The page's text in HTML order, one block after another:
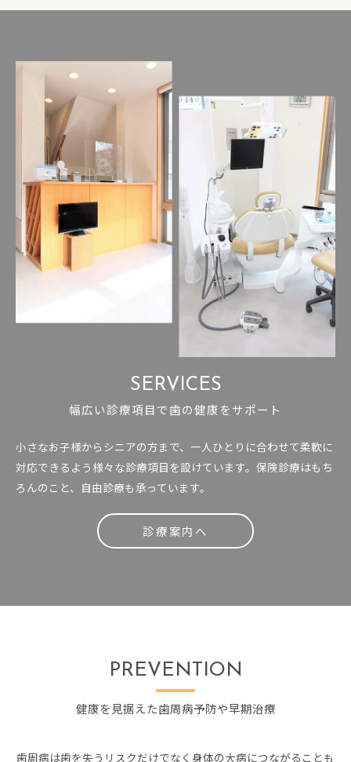
SERVICES
幅広い診療項目で歯の健康をサポート
小さなお子様からシニアの方まで、一人ひとりに合わせて柔軟に
対応できるよう様々な診療項目を設けています。保険診療はもち
ろんのこと、自由診療も承っています。
診療案内へ
PREVENTION
健康を見据えた歯周病予防や早期治療
歯周病は歯を失うリスクだけでなく身体の大病につながることも